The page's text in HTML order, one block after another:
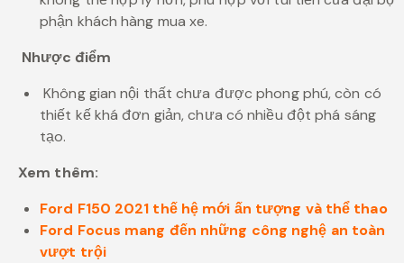
phận khách hàng mua xe.
Nhược điểm
Không gian nội thất chưa được phong phú, còn có
thiết kế khá đơn giản, chưa có nhiều đột phá sáng
tạo.
Xem thêm:
Ford F150 2021 thế hệ mới ấn tượng và thể thao
Ford Focus mang đến những công nghệ an toàn
vượt trội